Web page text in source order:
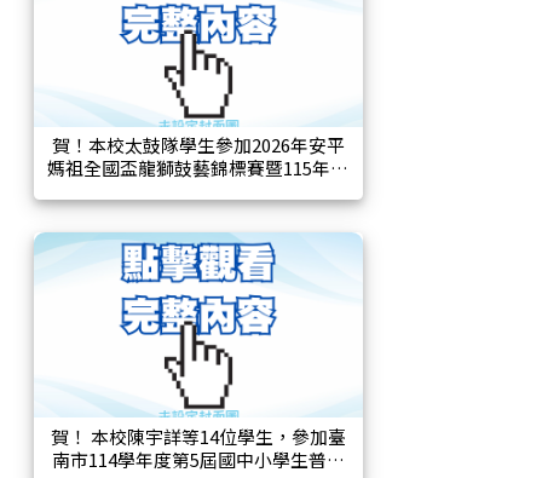
賀！本校太鼓隊學生參加2026年安平
媽祖全國盃龍獅鼓藝錦標賽暨115年臺
傳統組榮獲優等。
賀！ 本校陳宇詳等14位學生，參加臺
南市114學年度第5屆國中小學生普及